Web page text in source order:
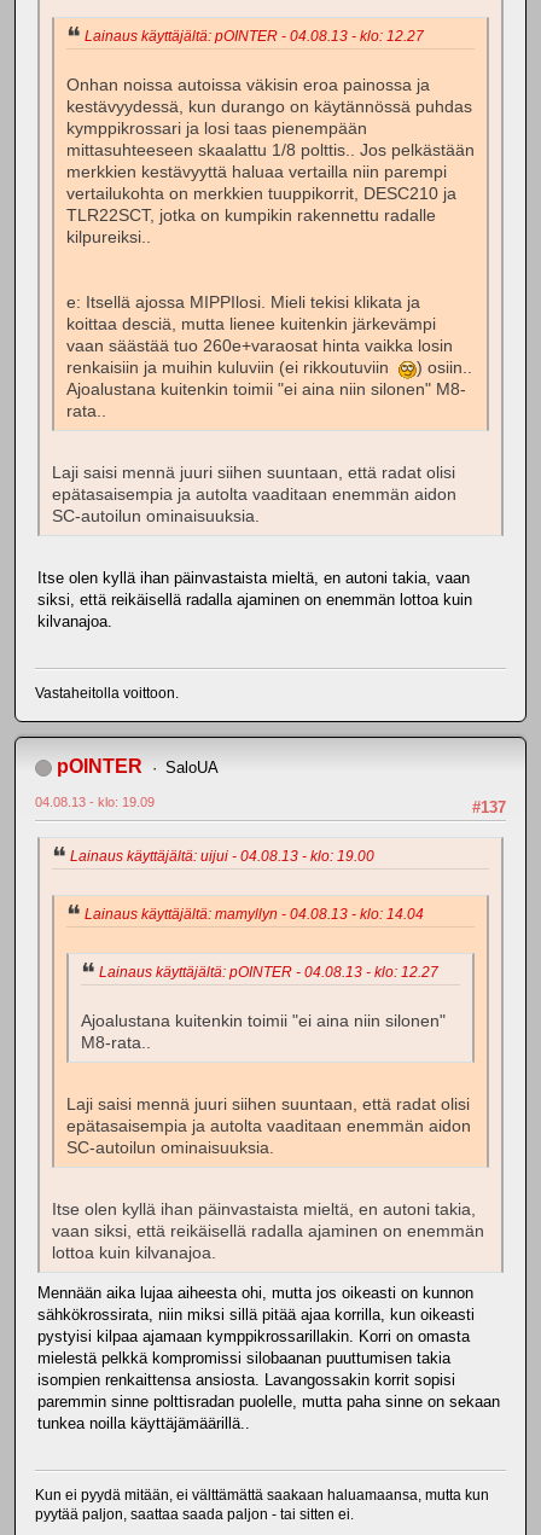
Lainaus käyttäjältä: pOINTER - 04.08.13 - klo: 12.27
Onhan noissa autoissa väkisin eroa painossa ja
kestävyydessä, kun durango on käytännössä puhdas
kymppikrossari ja losi taas pienempään
mittasuhteeseen skaalattu 1/8 polttis.. Jos pelkästään
merkkien kestävyyttä haluaa vertailla niin parempi
vertailukohta on merkkien tuuppikorrit, DESC210 ja
TLR22SCT, jotka on kumpikin rakennettu radalle
kilpureiksi..
e: Itsellä ajossa MIPPIlosi. Mieli tekisi klikata ja
koittaa desciä, mutta lienee kuitenkin järkevämpi
vaan säästää tuo 260e+varaosat hinta vaikka losin
renkaisiin ja muihin kuluviin (ei rikkoutuviin
) osiin..
Ajoalustana kuitenkin toimii "ei aina niin silonen" M8-
rata..
Laji saisi mennä juuri siihen suuntaan, että radat olisi
epätasaisempia ja autolta vaaditaan enemmän aidon
SC-autoilun ominaisuuksia.
Itse olen kyllä ihan päinvastaista mieltä, en autoni takia, vaan
siksi, että reikäisellä radalla ajaminen on enemmän lottoa kuin
kilvanajoa.
Vastaheitolla voittoon.
pOINTER SaloUA
#137
04.08.13 - klo: 19.09
Lainaus käyttäjältä: uijui - 04.08.13 - klo: 19.00
Lainaus käyttäjältä: mamyllyn - 04.08.13 - klo: 14.04
Lainaus käyttäjältä: pOINTER - 04.08.13 - klo: 12.27
Ajoalustana kuitenkin toimii "ei aina niin silonen"
M8-rata..
Laji saisi mennä juuri siihen suuntaan, että radat olisi
epätasaisempia ja autolta vaaditaan enemmän aidon
SC-autoilun ominaisuuksia.
Itse olen kyllä ihan päinvastaista mieltä, en autoni takia,
vaan siksi, että reikäisellä radalla ajaminen on enemmän
lottoa kuin kilvanajoa.
Mennään aika lujaa aiheesta ohi, mutta jos oikeasti on kunnon
sähkökrossirata, niin miksi sillä pitää ajaa korrilla, kun oikeasti
pystyisi kilpaa ajamaan kymppikrossarillakin. Korri on omasta
mielestä pelkkä kompromissi silobaanan puuttumisen takia
isompien renkaittensa ansiosta. Lavangossakin korrit sopisi
paremmin sinne polttisradan puolelle, mutta paha sinne on sekaan
tunkea noilla käyttäjämäärillä..
Kun ei pyydä mitään, ei välttämättä saakaan haluamaansa, mutta kun
pyytää paljon, saattaa saada paljon - tai sitten ei.